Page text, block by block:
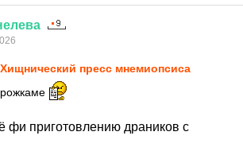
Хищнический пресс мнемиопсиса
фи приготовлению драников с